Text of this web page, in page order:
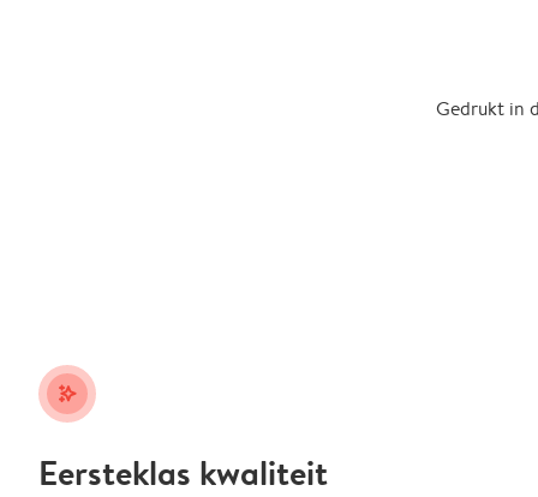
Gedrukt in
stars_plus
Eersteklas kwaliteit